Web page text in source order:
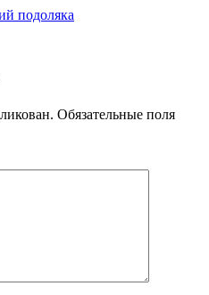
подоляка
Обязательные поля